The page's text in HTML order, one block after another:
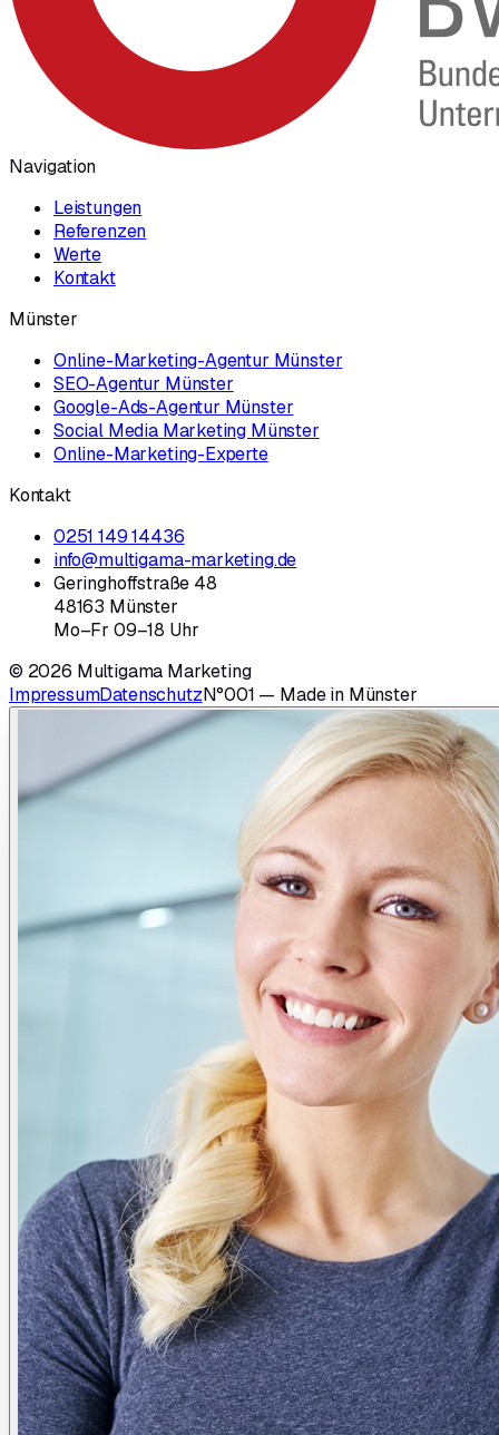
Navigation
Leistungen
Referenzen
Werte
Kontakt
Münster
Online-Marketing-Agentur Münster
SEO-Agentur Münster
Google-Ads-Agentur Münster
Social Media Marketing Münster
Online-Marketing-Experte
Kontakt
0251 149 14436
info@multigama-marketing.de
Geringhoffstraße 48
48163 Münster
Mo–Fr 09–18 Uhr
© 2026 Multigama Marketing
ImpressumDatenschutzN°001 — Made in Münster